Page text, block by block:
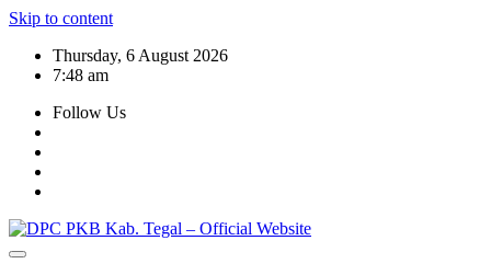
Skip to content
Thursday, 6 August 2026
7:48 am
Follow Us